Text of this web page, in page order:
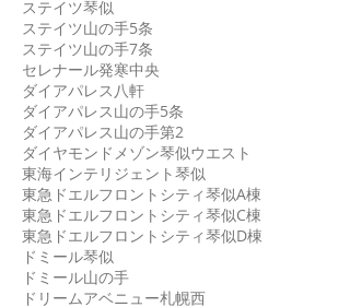
ステイツ琴似
ステイツ山の手5条
ステイツ山の手7条
セレナール発寒中央
ダイアパレス八軒
ダイアパレス山の手5条
ダイアパレス山の手第2
ダイヤモンドメゾン琴似ウエスト
東海インテリジェント琴似
東急ドエルフロントシティ琴似A棟
東急ドエルフロントシティ琴似C棟
東急ドエルフロントシティ琴似D棟
ドミール琴似
ドミール山の手
ドリームアベニュー札幌西